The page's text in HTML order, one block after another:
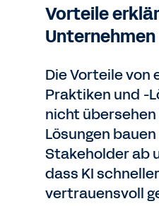
Vorteile
Unternehmen
Die Vorteile von
Praktiken und -
nicht
Lösungen
Stakeholder ab
dass KI
vertrauensvoll